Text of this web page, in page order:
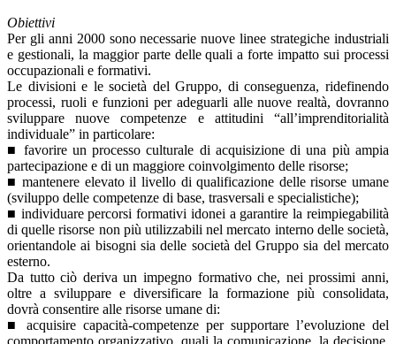
Obiettivi
Per gli anni 2000 sono necessarie nuove linee strategiche industriali
e gestionali, la maggior parte delle quali a forte impatto sui processi
occupazionali e formativi.
Le divisioni e le società del Gruppo, di conseguenza, ridefinendo
processi, ruoli e funzioni per adeguarli alle nuove realtà, dovranno
sviluppare nuove competenze e attitudini “all’imprenditorialità
individuale” in particolare:
■ favorire un processo culturale di acquisizione di una più ampia
partecipazione e di un maggiore coinvolgimento delle risorse;
■ mantenere elevato il livello di qualificazione delle risorse umane
(sviluppo delle competenze di base, trasversali e specialistiche);
■ individuare percorsi formativi idonei a garantire la reimpiegabilità
di quelle risorse non più utilizzabili nel mercato interno delle società,
orientandole ai bisogni sia delle società del Gruppo sia del mercato
esterno.
Da tutto ciò deriva un impegno formativo che, nei prossimi anni,
oltre a sviluppare e diversificare la formazione più consolidata,
dovrà consentire alle risorse umane di:
■ acquisire capacità-competenze per supportare l’evoluzione del